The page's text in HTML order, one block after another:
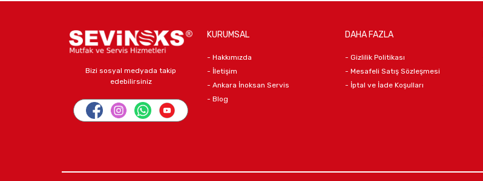
Bizi sosyal medyada takip
edebilirsiniz
KURUMSAL
- Hakkımızda
- İletişim
- Ankara İnoksan Servis
- Blog
DAHA FAZLA
- Gizlilik Politikası
- Mesafeli Satış Sözleşmesi
- İptal ve İade Koşulları